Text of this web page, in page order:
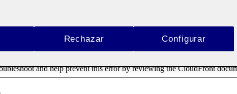
Rechazar Configurar